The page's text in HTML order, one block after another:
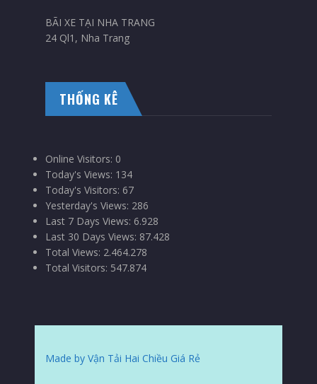
BÃI XE TẠI NHA TRANG
24 Ql1, Nha Trang
THỐNG KÊ
Online Visitors: 0
Today's Views: 134
Today's Visitors: 67
Yesterday's Views: 286
Last 7 Days Views: 6.928
Last 30 Days Views: 87.428
Total Views: 2.464.278
Total Visitors: 547.874
Made by Vận Tải Hai Chiều Giá Rẻ